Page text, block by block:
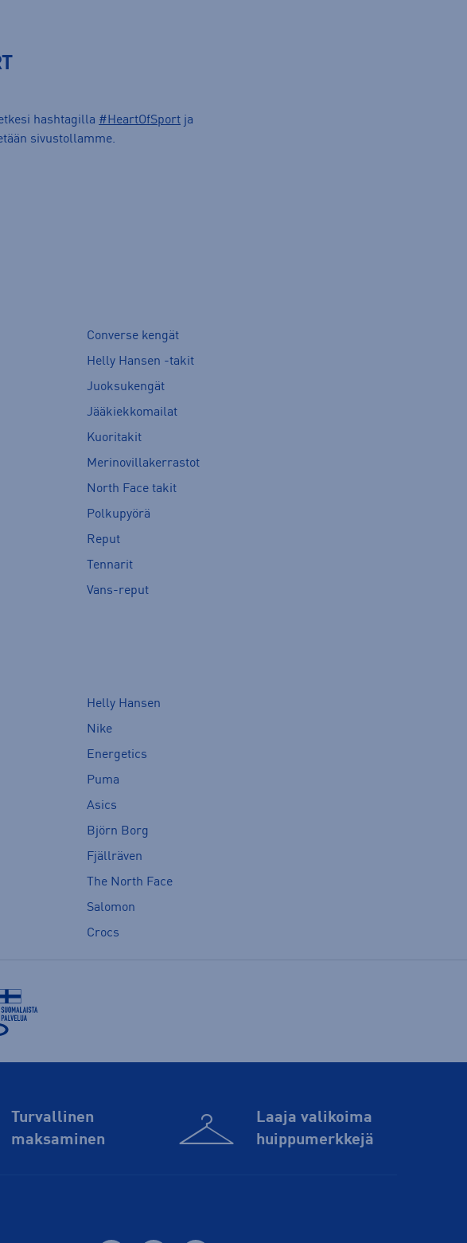
hashtagilla #HeartOfSport ja
sivustollamme.
Converse kengät
Helly Hansen -takit
Juoksukengät
Jääkiekkomailat
Kuoritakit
Merinovillakerrastot
North Face takit
Polkupyörä
Reput
Tennarit
Vans-reput
Helly Hansen
Nike
Energetics
Puma
Asics
Björn Borg
Fjällräven
The North Face
Salomon
Crocs
Turvallinen
maksaminen
Laaja valikoima
huippu­merkkejä